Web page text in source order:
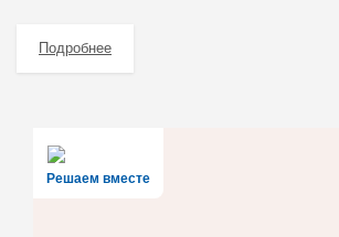
Подробнее
Решаем вместе